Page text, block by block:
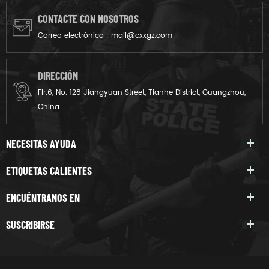
nivel IIA o de nivel II.
CONTACTE CON NOSOTROS
Correo electrónico : mail@cxxgz.com
DIRECCIÓN
Flr.6, No. 128 Jiangyuan Street, Tianhe District, Guangzhou,
China
NECESITAS AYUDA
ETIQUETAS CALIENTES
ENCUÉNTRANOS EN
SUSCRIBIRSE